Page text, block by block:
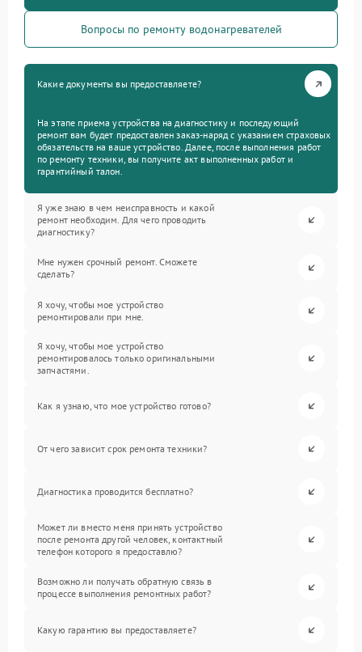
Вопросы по ремонту водонагревателей
Какие документы вы предоставляете?
На этапе приема устройства на диагностику и последующий
ремонт вам будет предоставлен заказ-наряд с указанием страховых
обязательств на ваше устройство. Далее, после выполнения работ
по ремонту техники, вы получите акт выполненных работ и
гарантийный талон.
Я уже знаю в чем неисправность и какой
ремонт необходим. Для чего проводить
диагностику?
Мне нужен срочный ремонт. Сможете
сделать?
Я хочу, чтобы мое устройство
ремонтировали при мне.
Я хочу, чтобы мое устройство
ремонтировалось только оригинальными
запчастями.
Как я узнаю, что мое устройство готово?
От чего зависит срок ремонта техники?
Диагностика проводится бесплатно?
Может ли вместо меня принять устройство
после ремонта другой человек, контактный
телефон которого я предоставлю?
Возможно ли получать обратную связь в
процессе выполнения ремонтных работ?
Какую гарантию вы предоставляете?